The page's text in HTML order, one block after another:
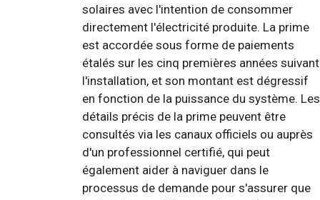
solaires avec l'intention de consommer
directement l'électricité produite. La prime
est accordée sous forme de paiements
étalés sur les cinq premières années suivant
l'installation, et son montant est dégressif
en fonction de la puissance du système. Les
détails précis de la prime peuvent être
consultés via les canaux officiels ou auprès
d'un professionnel certifié, qui peut
également aider à naviguer dans le
processus de demande pour s'assurer que